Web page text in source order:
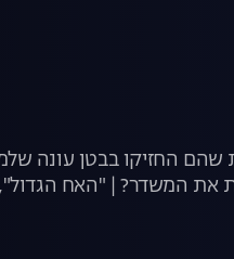
החזיקו בבטן עונה
את המשדר? | "האח הגדול",